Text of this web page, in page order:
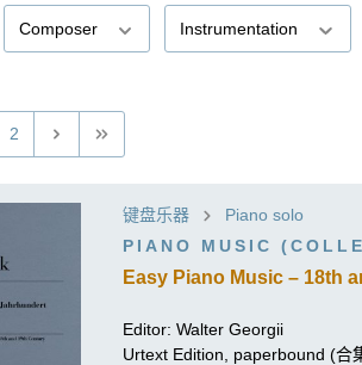
君特·亨乐
伙伴
勋伯格
谢尔盖·普
理查·施特
师生乐谱
亨乐活动
Composer Instrumentation
2
键盘乐器
Piano solo
PIANO MUSIC
Easy Piano Music – 18th
Editor: Walter Georgii
Urtext Edition, paperbound (合